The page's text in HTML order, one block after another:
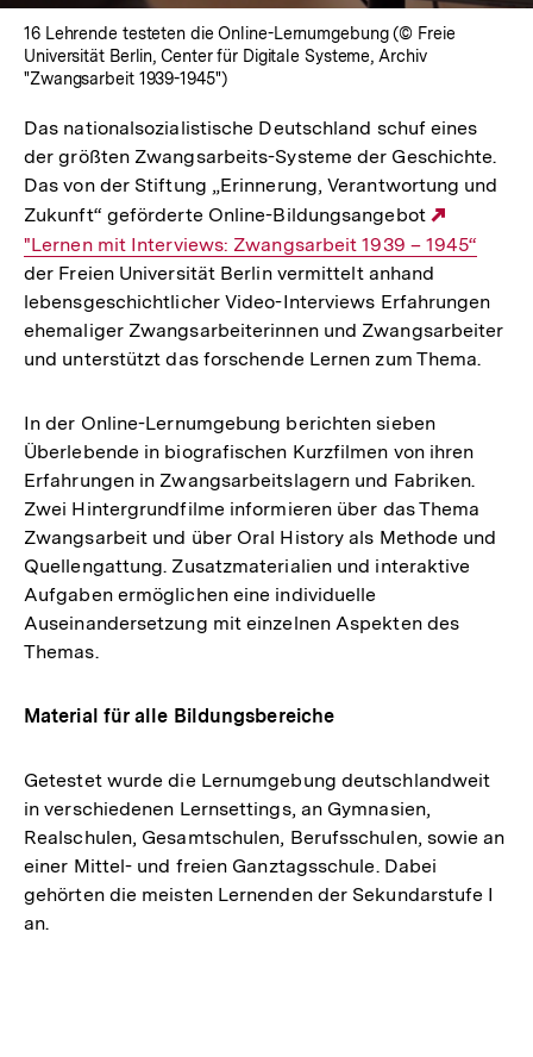
16 Lehrende testeten die Online-Lernumgebung (© Freie
Universität Berlin, Center für Digitale Systeme, Archiv
"Zwangsarbeit 1939-1945")
Das nationalsozialistische Deutschland schuf eines
der größten Zwangsarbeits-Systeme der Geschichte.
Das von der Stiftung „Erinnerung, Verantwortung und
Zukunft“ geförderte Online-Bildungsangebot
Externer
Link:
"Lernen mit Interviews: Zwangsarbeit 1939 – 1945“
der Freien Universität Berlin vermittelt anhand
lebensgeschichtlicher Video-Interviews Erfahrungen
ehemaliger Zwangsarbeiterinnen und Zwangsarbeiter
und unterstützt das forschende Lernen zum Thema.
In der Online-Lernumgebung berichten sieben
Überlebende in biografischen Kurzfilmen von ihren
Erfahrungen in Zwangsarbeitslagern und Fabriken.
Zwei Hintergrundfilme informieren über das Thema
Zwangsarbeit und über Oral History als Methode und
Quellengattung. Zusatzmaterialien und interaktive
Aufgaben ermöglichen eine individuelle
Auseinandersetzung mit einzelnen Aspekten des
Themas.
Material für alle Bildungsbereiche
Getestet wurde die Lernumgebung deutschlandweit
in verschiedenen Lernsettings, an Gymnasien,
Realschulen, Gesamtschulen, Berufsschulen, sowie an
einer Mittel- und freien Ganztagsschule. Dabei
gehörten die meisten Lernenden der Sekundarstufe I
an.